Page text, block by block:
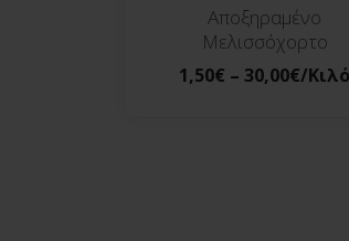
Αποξηραμένο
Μελισσόχορτο
1,50€ – 30,00€/Κιλό